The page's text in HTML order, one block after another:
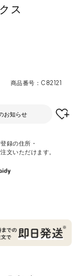
ス
商品番号 C82121
お知らせ
録の住所・
文いただけます。